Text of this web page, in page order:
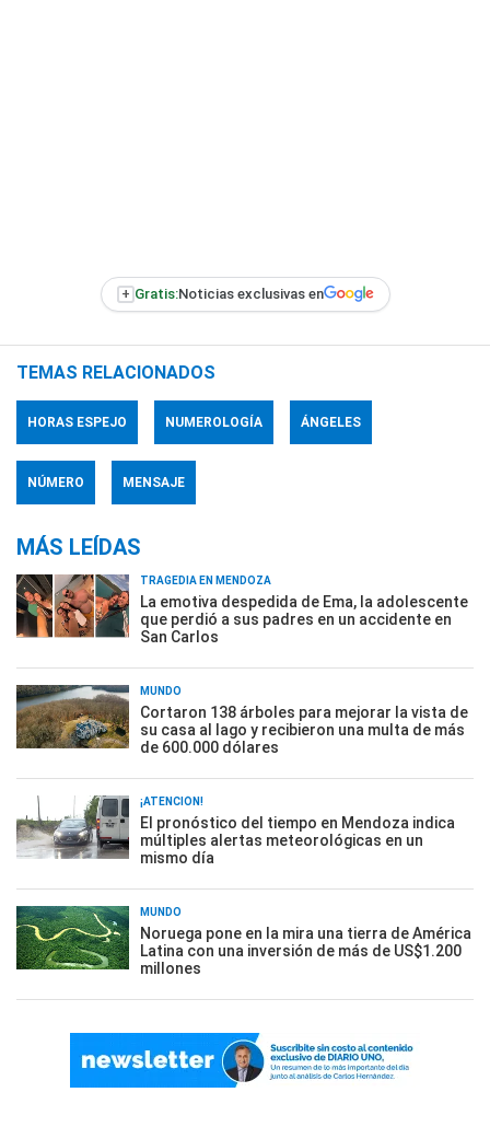
+ Gratis:Noticias exclusivas en
TEMAS RELACIONADOS
HORAS ESPEJO NUMEROLOGÍA ÁNGELES
NÚMERO MENSAJE
MÁS LEÍDAS
TRAGEDIA EN MENDOZA
La emotiva despedida de Ema, la adolescente
que perdió a sus padres en un accidente en
San Carlos
MUNDO
Cortaron 138 árboles para mejorar la vista de
su casa al lago y recibieron una multa de más
de 600.000 dólares
¡ATENCIÓN!
El pronóstico del tiempo en Mendoza indica
múltiples alertas meteorológicas en un
mismo día
MUNDO
Noruega pone en la mira una tierra de América
Latina con una inversión de más de US$1.200
millones